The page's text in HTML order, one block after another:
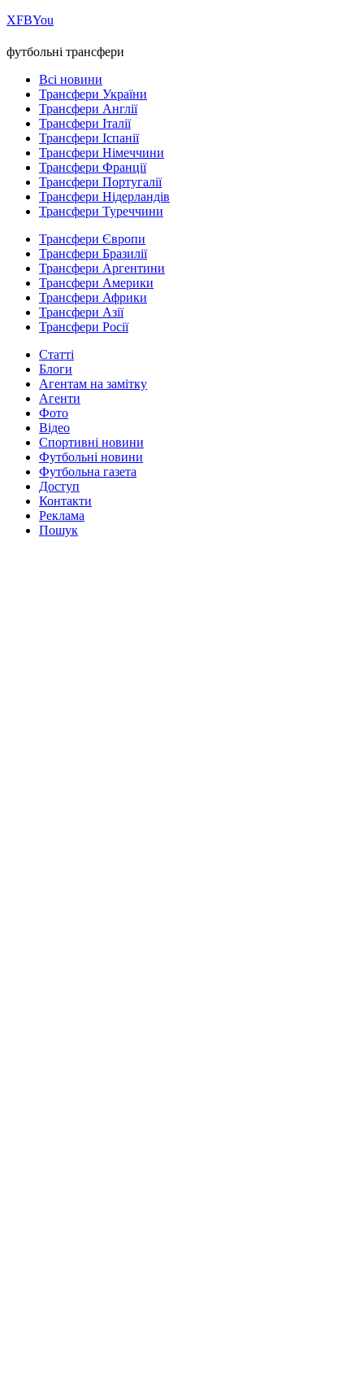
ХFBYou
футбольні трансфери
Всі новини
Трансфери України
Трансфери Англії
Трансфери Італії
Трансфери Іспанії
Трансфери Німеччини
Трансфери Франції
Трансфери Португалії
Трансфери Нідерландів
Трансфери Туреччини
Трансфери Європи
Трансфери Бразилії
Трансфери Аргентини
Трансфери Америки
Трансфери Африки
Трансфери Азії
Трансфери Росії
Статті
Блоги
Агентам на замітку
Агенти
Фото
Відео
Спортивні новини
Футбольні новини
Футбольна газета
Доступ
Контакти
Реклама
Пошук